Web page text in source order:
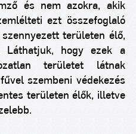
és nem azokra, akik
ezt összefoglaló
területen élő,
Láthatjuk, hogy ezek a
területet látnak
szembeni védekezés
területen élők, illetve